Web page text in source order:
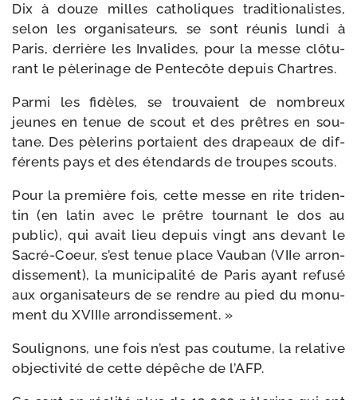
Dix à douze milles catho­liques tra­di­tio­na­listes,
selon les orga­ni­sa­teurs, se sont réunis lun­di à
Paris, der­rière les Invalides, pour la messe clô­tu­
rant le pèle­ri­nage de Pentecôte depuis Chartres.
Parmi les fidèles, se trou­vaient de nom­breux
jeunes en tenue de scout et des prêtres en sou­
tane. Des pèle­rins por­taient des dra­peaux de dif­
fé­rents pays et des éten­dards de troupes scouts.
Pour la pre­mière fois, cette messe en rite tri­den­
tin (en latin avec le prêtre tour­nant le dos au
public), qui avait lieu depuis vingt ans devant le
Sacré-​Coeur, s’est tenue place Vauban (VIIe arron­
dis­se­ment), la muni­ci­pa­li­té de Paris ayant refu­sé
aux orga­ni­sa­teurs de se rendre au pied du monu­
ment du XVIIIe arrondissement. »
Soulignons, une fois n’est pas cou­tume, la rela­tive
objec­ti­vi­té de cette dépêche de l’AFP.